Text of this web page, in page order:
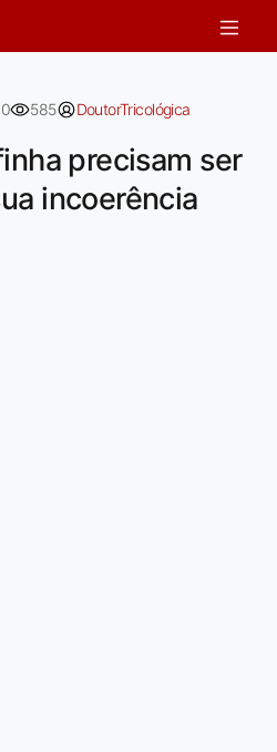
precisam ser
585 DoutorTricológica
precisam ser
incoerência